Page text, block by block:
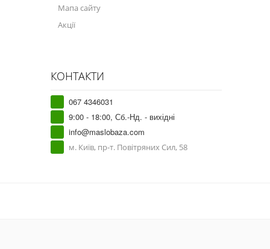
Мапа сайту
Акції
КОНТАКТИ
067 4346031
9:00 - 18:00, Сб.-Нд. - вихідні
info@maslobaza.com
м. Київ, пр-т. Повітряних Сил, 58